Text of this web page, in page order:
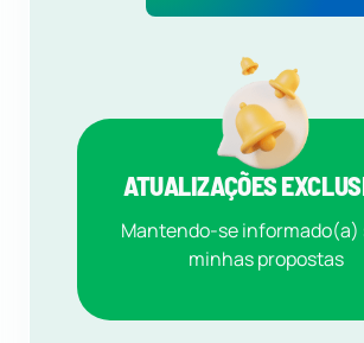
ATUALIZAÇÕES
Mantendo-se informado(a)
minhas propostas